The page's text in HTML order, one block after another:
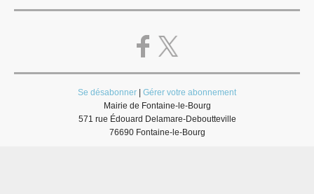
Se désabonner
Gérer votre abonnement
Mairie de Fontaine-le-Bourg
571 rue Édouard Delamare-Deboutteville
76690 Fontaine-le-Bourg